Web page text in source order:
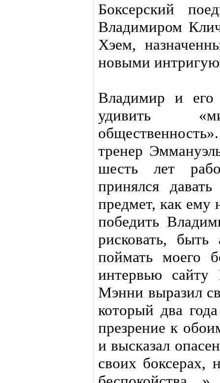
Боксерский
Владимиром
Хэем,
новыми
Владимир и его
удивить
тренер
шесть лет
принялся
предмет, как ему
победить
рисковать,
поймать моего
интервью сайту
Мэнни выразил
который два
презрение к
и высказал
своих боксерах,